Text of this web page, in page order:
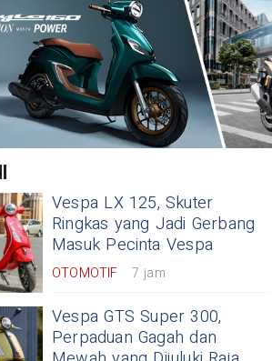
Vespa LX 125, Skuter
Ringkas yang Jadi Gerbang
Masuk Pecinta Vespa
OTOMOTIF 7 jam
Vespa GTS Super 300,
Perpaduan Gagah dan